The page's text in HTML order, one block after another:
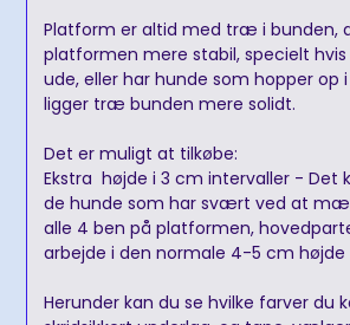
Platform er altid med træ i bunden,
platformen mere stabil, specielt
ude, eller har hunde som hopper op
ligger træ bunden mere solidt.
Det er muligt at tilkøbe:
Ekstra højde i 3 cm intervaller - Det
de hunde som har svært ved at
alle 4 ben på platformen,
arbejde i den normale 4-5 cm højde
Herunder kan du se hvilke farver du